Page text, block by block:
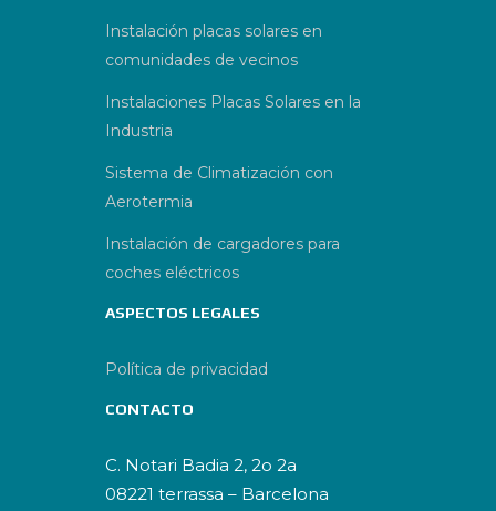
Instalación placas solares en
comunidades de vecinos
Instalaciones Placas Solares en la
Industria
Sistema de Climatización con
Aerotermia
Instalación de cargadores para
coches eléctricos
ASPECTOS LEGALES
Política de privacidad
CONTACTO
C. Notari Badia 2, 2o 2a
08221 terrassa – Barcelona